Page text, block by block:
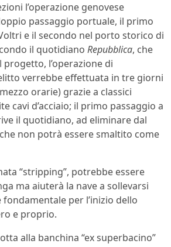
l’operazione genovese
passaggio portuale, il primo
e il secondo nel porto storico di
il quotidiano Repubblica, che
l’operazione di
verrebbe effettuata in tre giorni
orarie) grazie a classici
cavi d’acciaio; il primo passaggio a
il quotidiano, ad eliminare dal
non potrà essere smaltito come
“stripping”, potrebbe essere
ma aiuterà la nave a sollevarsi
per l’inizio dello
e proprio.
alla banchina “ex superbacino”